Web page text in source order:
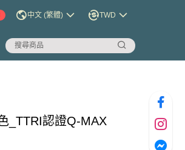
中文 (繁體) TWD
_TTRI認證Q-MAX